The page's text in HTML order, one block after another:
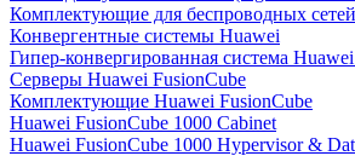
Комплектующие для беспроводных
Конвергентные системы Huawei
Гипер-конвергированная система
Серверы Huawei FusionCube
Комплектующие Huawei FusionCube
Huawei FusionCube 1000 Cabinet
Huawei FusionCube 1000 Hypervisor &